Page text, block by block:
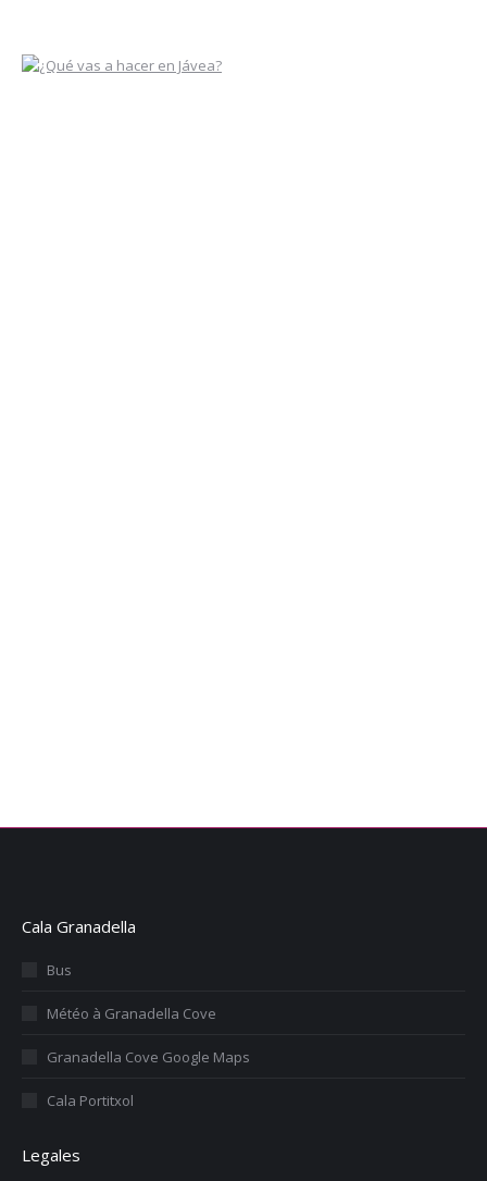
Cala Granadella
Bus
Météo à Granadella Cove
Granadella Cove Google Maps
Cala Portitxol
Legales